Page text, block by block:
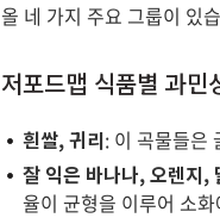
올 네 가지 주요 그룹이 있
저포드맵 식품별 과
흰쌀, 귀리: 이 곡물들은
잘 익은 바나나, 오렌지,
율이 균형을 이루어 소